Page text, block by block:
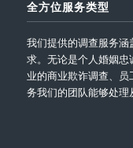
全方位服务类型
我们提供的调查服务
求。无论是个人婚姻
业的商业欺诈调查、
务我们的团队能够处理